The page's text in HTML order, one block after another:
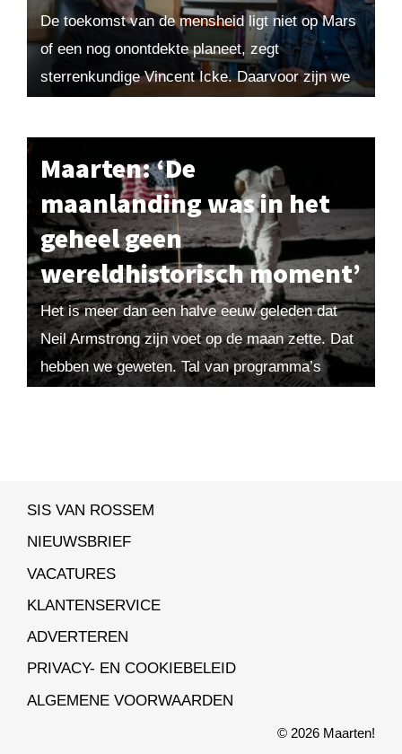
De toekomst van de mensheid ligt niet op Mars
of een nog onontdekte planeet, zegt
sterrenkundige Vincent Icke. Daarvoor zijn we
Maarten: ‘De
maanlanding was in het
geheel geen
wereldhistorisch moment’
Het is meer dan een halve eeuw geleden dat
Neil Armstrong zijn voet op de maan zette. Dat
hebben we geweten. Tal van programma’s
SIS VAN ROSSEM
NIEUWSBRIEF
VACATURES
KLANTENSERVICE
ADVERTEREN
PRIVACY- EN COOKIEBELEID
ALGEMENE VOORWAARDEN
© 2026 Maarten!